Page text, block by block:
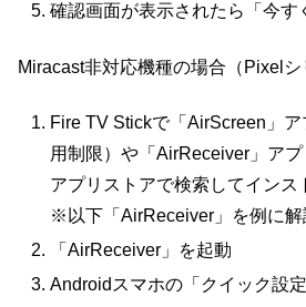
確認画面が表示されたら「今す
Miracast非対応機種の場合（Pixelシ
Fire TV Stickで「AirScreen」ア
用制限）や「AirReceiver」ア
アプリストアで検索してインス
※以下「AirReceiver」を例に解
「AirReceiver」を起動
Androidスマホの「クイック設